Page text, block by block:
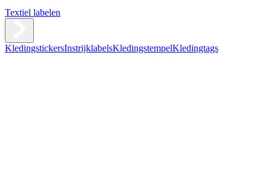
Textiel labelen
KledingstickersInstrijklabelsKledingstempelKledingtags